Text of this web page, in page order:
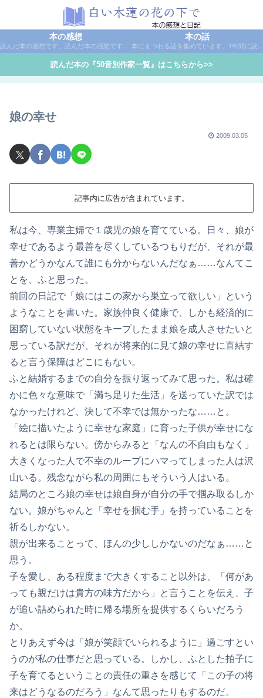
本の感想
読んだ本の感想です。読んだ本の感想です。本は作家名で50音別に分類しています。
本の話
本にまつわる話を集めています。1年間に読んだ本の総括や、本に関する話題など。
読んだ本の『50音別作家一覧』はこちらから>>
娘の幸せ
2009.03.05
記事内に広告が含まれています。
私は今、専業主婦で１歳児の娘を育てている。日々、娘が
幸せであるよう最善を尽くしているつもりだが、それが最
善かどうかなんて誰にも分からないんだなぁ……なんてこ
とを、ふと思った。
前回の日記で「娘にはこの家から巣立って欲しい」という
ようなことを書いた。家族仲良く健康で、しかも経済的に
困窮していない状態をキープしたまま娘を成人させたいと
思っている訳だが、それが将来的に見て娘の幸せに直結す
ると言う保障はどこにもない。
ふと結婚するまでの自分を振り返ってみて思った。私は確
かに色々な意味で「満ち足りた生活」を送っていた訳では
なかったけれど、決して不幸では無かったな……と。
「絵に描いたように幸せな家庭」に育った子供が幸せにな
れるとは限らない。傍からみると「なんの不自由もなく」
大きくなった人で不幸のループにハマってしまった人は沢
山いる。残念ながら私の周囲にもそういう人はいる。
結局のところ娘の幸せは娘自身が自分の手で掴み取るしか
ない。娘がちゃんと「幸せを掴む手」を持っていることを
祈るしかない。
親が出来ることって、ほんの少ししかないのだなぁ……と
思う。
子を愛し、ある程度まで大きくすること以外は、「何があ
っても親だけは貴方の味方だから」と言うことを伝え、子
が追い詰められた時に帰る場所を提供するくらいだろう
か。
とりあえず今は「娘が笑顔でいられるように」過ごすとい
うのが私の仕事だと思っている。しかし、ふとした拍子に
子を育てるということの責任の重さを感じて「この子の将
来はどうなるのだろう」なんて思ったりもするのだ。